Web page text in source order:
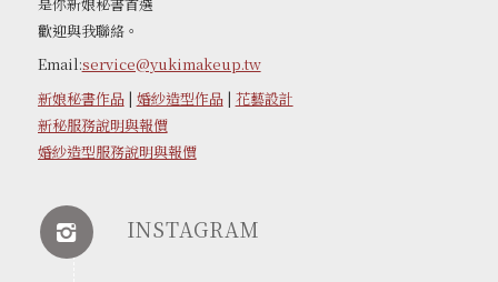
歡迎與我聯絡。
Email:service@yukimakeup.tw
新娘秘書作品| 婚紗造型作品| 花藝設計
新秘服務說明與報價
婚紗造型服務說明與報價
INSTAGRAM